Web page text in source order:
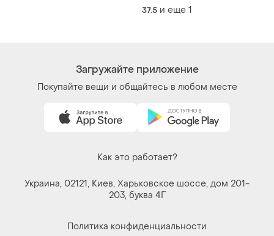
37.5 и еще 1
Загружайте приложение
Покупайте вещи и общайтесь в любом месте
Как это работает?
Украина, 02121, Киев, Харьковское шоссе, дом 201-
203, буква 4Г
Политика конфиденциальности